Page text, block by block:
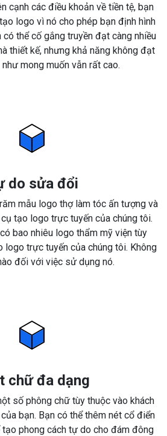
cạnh các điều khoản về tiền tệ, bạn
logo vì nó cho phép bạn định hình
thể cố gắng truyền đạt càng nhiều
thiết kế, nhưng khả năng không đạt
mong muốn vẫn rất cao.
do sửa đổi
mẫu logo thợ làm tóc ấn tượng và
tạo logo trực tuyến của chúng tôi.
bao nhiêu logo thẩm mỹ viện tùy
logo trực tuyến của chúng tôi. Không
đối với việc sử dụng nó.
chữ đa dạng
số phông chữ tùy thuộc vào khách
bạn. Bạn có thể thêm nét cổ điển
phong cách tự do cho đám đông